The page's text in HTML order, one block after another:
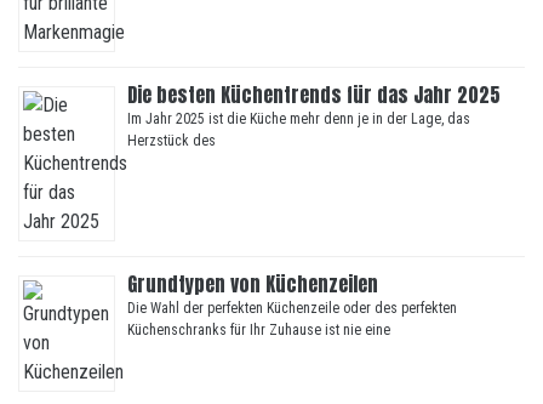
Die besten Küchentrends für das Jahr 2025
Im Jahr 2025 ist die Küche mehr denn je in der Lage, das
Herzstück des
Grundtypen von Küchenzeilen
Die Wahl der perfekten Küchenzeile oder des perfekten
Küchenschranks für Ihr Zuhause ist nie eine